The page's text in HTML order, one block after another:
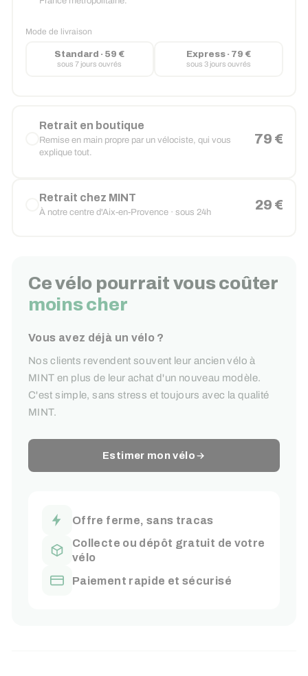
Mode de livraison
Standard · 59 €
sous 7 jours ouvrés
Express · 79 €
sous 3 jours ouvrés
Retrait en boutique
Remise en main propre par un vélociste, qui vous
explique tout.
79 €
Retrait chez MINT
À notre centre d'Aix-en-Provence · sous 24h 29 €
Ce vélo pourrait vous coûter
moins cher
Vous avez déjà un vélo ?
Nos clients revendent souvent leur ancien vélo à
MINT en plus de leur achat d'un nouveau modèle.
C'est simple, sans stress et toujours avec la qualité
MINT.
Estimer mon vélo
Offre ferme, sans tracas
Collecte ou dépôt gratuit de votre
vélo
Paiement rapide et sécurisé